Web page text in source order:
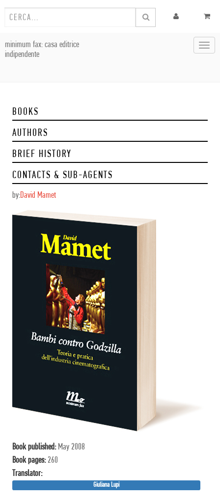
minimum fax: casa editrice
indipendente
BOOKS
AUTHORS
BRIEF HISTORY
CONTACTS & SUB-AGENTS
by:David Mamet
Book published: May 2008
Book pages: 260
Translator:
Giuliana Lupi